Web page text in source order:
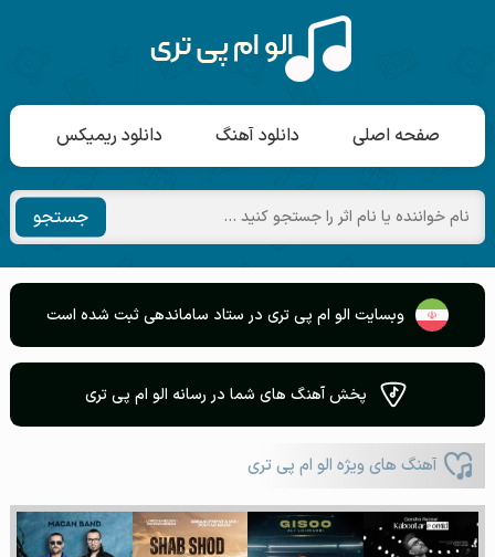
صفحه اصلی دانلود آهنگ دانلود ریمیکس
جستجو
وبسایت الو ام پی تری در ستاد ساماندهی ثبت شده است
پخش آهنگ های شما در رسانه الو ام پی تری
آهنگ های ویژه الو ام پی تری